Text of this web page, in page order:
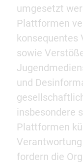
umgesetzt
Plattformen
konsequentes
sowie
und
insbesondere
Plattformen
fordern die